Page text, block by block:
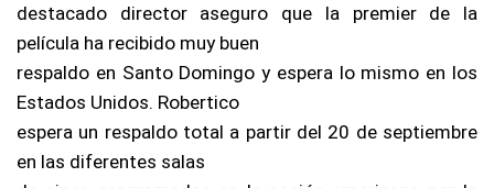
destacado director aseguro que la premier de la
película ha recibido muy buen
respaldo en Santo Domingo y espera lo mismo en los
Estados Unidos. Robertico
espera un respaldo total a partir del 20 de septiembre
en las diferentes salas